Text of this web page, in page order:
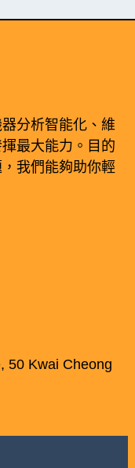
分析智能化、維
最大能力。目的
我們能夠助你輕
50 Kwai Cheong